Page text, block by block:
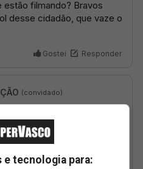
e tecnologia para: